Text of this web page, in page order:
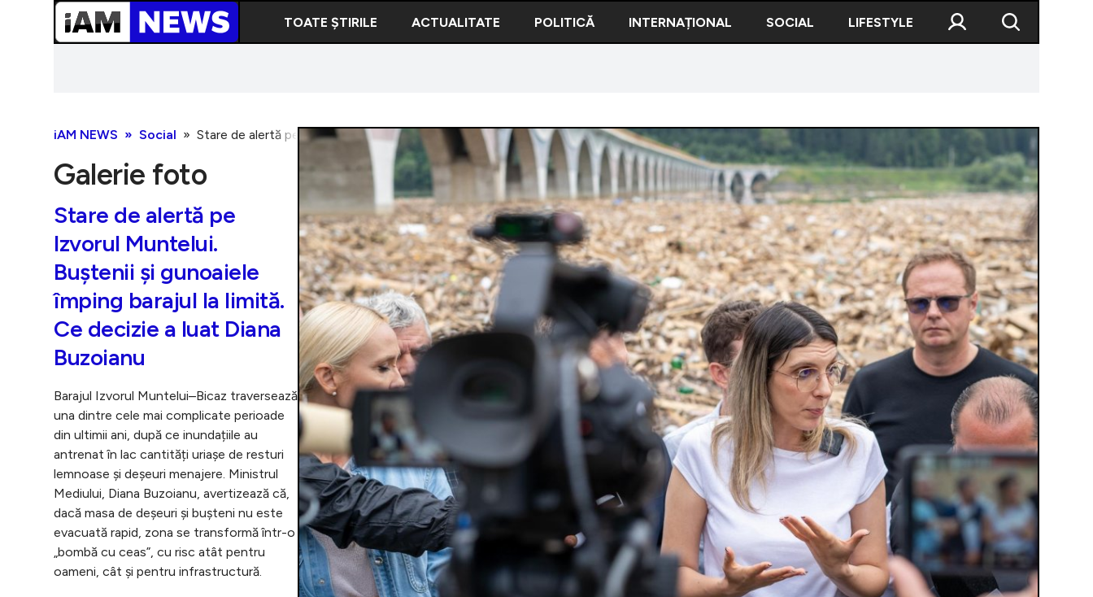
TOATE ȘTIRILE ACTUALITATE POLITICĂ INTERNAȚIONAL SOCIAL LIFESTYLE
iAM NEWS Social Stare de alertă pe Izvorul Muntelui. Buștenii și gunoaiele împing barajul la limită. Ce decizie a luat Diana Buzoianu
Galerie foto
Stare de alertă pe
Izvorul Muntelui.
Buștenii și gunoaiele
împing barajul la limită.
Ce decizie a luat Diana
Buzoianu
Barajul Izvorul Muntelui–Bicaz traversează
una dintre cele mai complicate perioade
din ultimii ani, după ce inundațiile au
antrenat în lac cantități uriașe de resturi
lemnoase și deșeuri menajere. Ministrul
Mediului, Diana Buzoianu, avertizează că,
dacă masa de deșeuri și bușteni nu este
evacuată rapid, zona se transformă într-o
„bombă cu ceas”, cu risc atât pentru
oameni, cât și pentru infrastructură.